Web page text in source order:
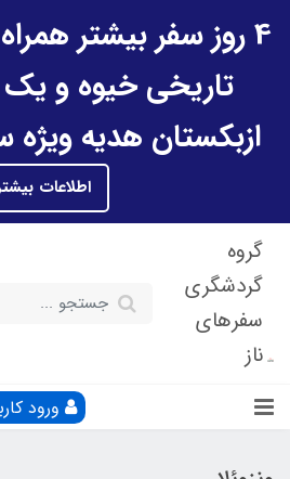
4 روز سفر بیشتر
تاریخی خیوه و یک
ازبکستان هدیه ویژه
اطلاعات
گروه
گردشگری
سفرهای
ناز
ورود